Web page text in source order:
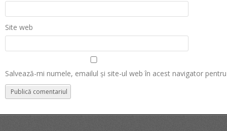
Site web
Salvează-mi numele, emailul și site-ul web în acest navigator